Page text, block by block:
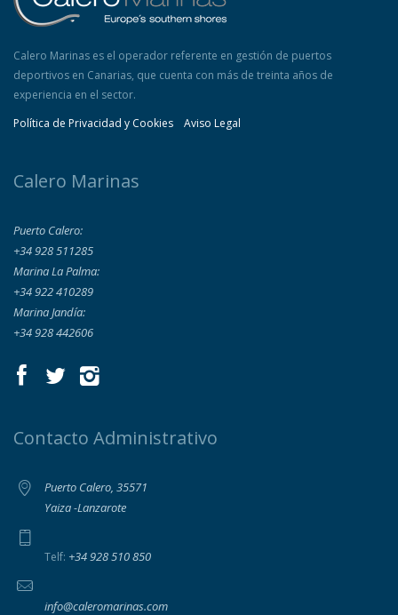
Calero Marinas es el operador referente en gestión de puertos
deportivos en Canarias, que cuenta con más de treinta años de
experiencia en el sector.
Política de Privacidad y Cookies
Aviso Legal
Calero Marinas
Puerto Calero:
+34 928 511285
Marina La Palma:
+34 922 410289
Marina Jandía:
+34 928 442606
Contacto Administrativo
Puerto Calero, 35571
Yaiza -Lanzarote
Telf: +34 928 510 850
info@caleromarinas.com